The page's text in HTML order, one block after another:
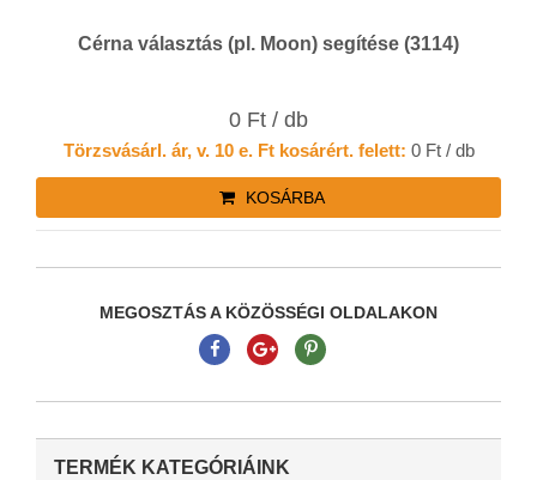
Cérna választás (pl. Moon) segítése (3114)
0 Ft / db
Törzsvásárl. ár, v. 10 e. Ft kosárért. felett: 0 Ft / db
KOSÁRBA
MEGOSZTÁS A KÖZÖSSÉGI OLDALAKON
TERMÉK KATEGÓRIÁINK